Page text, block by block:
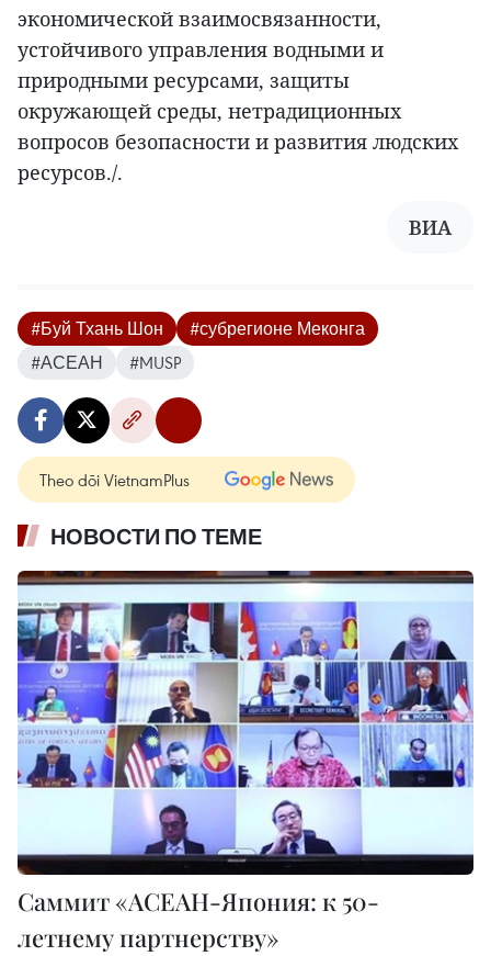
экономической взаимосвязанности,
устойчивого управления водными и
природными ресурсами, защиты
окружающей среды, нетрадиционных
вопросов безопасности и развития людских
ресурсов./.
ВИА
#Буй Тхань Шон
#субрегионе Меконга
#АСЕАН
#MUSP
Theo dõi VietnamPlus
НОВОСТИ ПО ТЕМЕ
Саммит «АСЕАН-Япония: к 50-
летнему партнерству»